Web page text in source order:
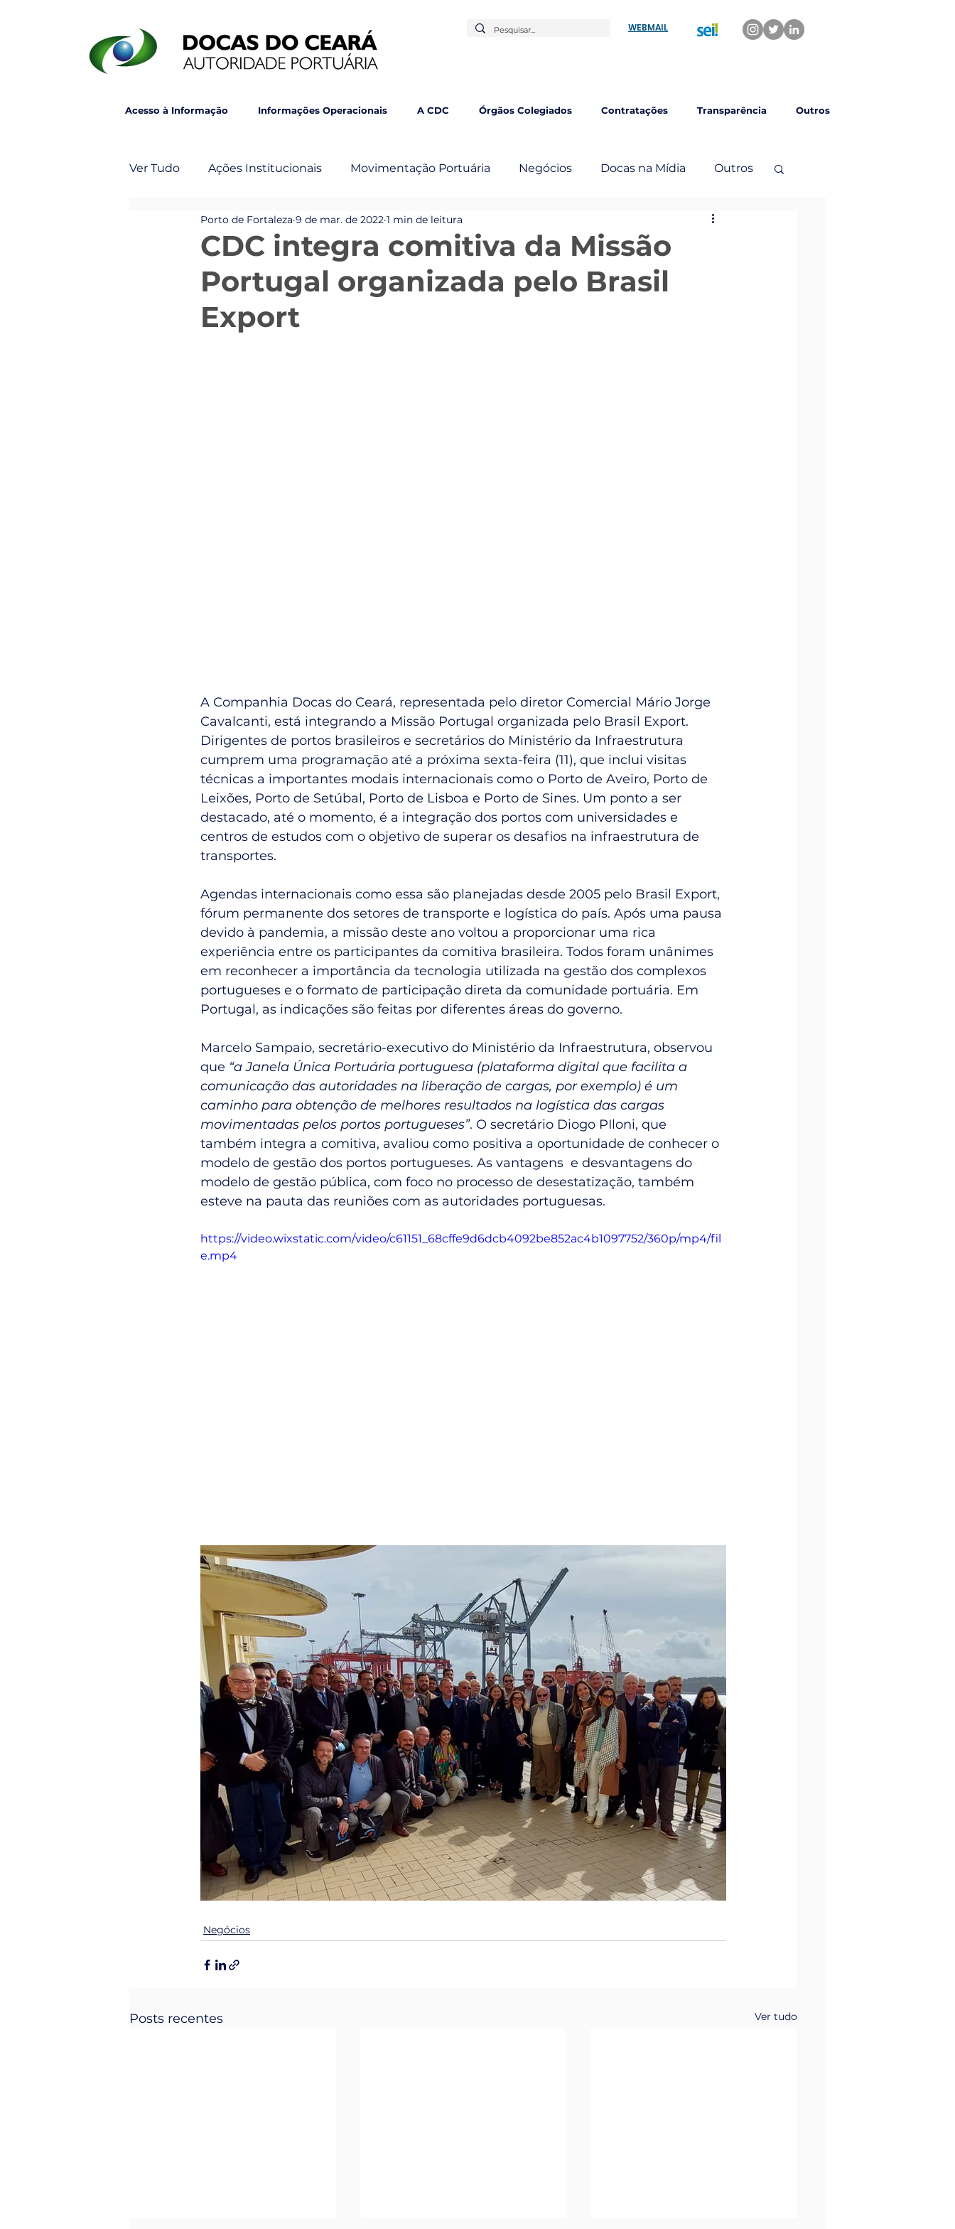
WEBMAIL
Acesso à Informação Informações Operacionais A CDC Órgãos Colegiados Contratações Transparência Outros
Ver Tudo Ações Institucionais Movimentação Portuária Negócios Docas na Mídia Outros
Post Principal Veja Também
CDC integra comitiva da Missão
Portugal organizada pelo Brasil
Export
Porto de Fortaleza 9 de mar. de 2022 1 min de leitura
A Companhia Docas do Ceará, representada pelo diretor Comercial Mário Jorge
Cavalcanti, está integrando a Missão Portugal organizada pelo Brasil Export.
Dirigentes de portos brasileiros e secretários do Ministério da Infraestrutura
cumprem uma programação até a próxima sexta-feira (11), que inclui visitas
técnicas a importantes modais internacionais como o Porto de Aveiro, Porto de
Leixões, Porto de Setúbal, Porto de Lisboa e Porto de Sines. Um ponto a ser
destacado, até o momento, é a integração dos portos com universidades e
centros de estudos com o objetivo de superar os desafios na infraestrutura de
transportes.
Agendas internacionais como essa são planejadas desde 2005 pelo Brasil Export,
fórum permanente dos setores de transporte e logística do país. Após uma pausa
devido à pandemia, a missão deste ano voltou a proporcionar uma rica
experiência entre os participantes da comitiva brasileira. Todos foram unânimes
em reconhecer a importância da tecnologia utilizada na gestão dos complexos
portugueses e o formato de participação direta da comunidade portuária. Em
Portugal, as indicações são feitas por diferentes áreas do governo.
Marcelo Sampaio, secretário-executivo do Ministério da Infraestrutura, observou
que “a Janela Única Portuária portuguesa (plataforma digital que facilita a
comunicação das autoridades na liberação de cargas, por exemplo) é um
caminho para obtenção de melhores resultados na logística das cargas
movimentadas pelos portos portugueses”. O secretário Diogo PIloni, que
também integra a comitiva, avaliou como positiva a oportunidade de conhecer o
modelo de gestão dos portos portugueses. As vantagens  e desvantagens do
modelo de gestão pública, com foco no processo de desestatização, também
esteve na pauta das reuniões com as autoridades portuguesas.
https://video.wixstatic.com/video/c61151_68cffe9d6dcb4092be852ac4b1097752/360p/mp4/fil
e.mp4
Negócios
Posts recentes Ver tudo